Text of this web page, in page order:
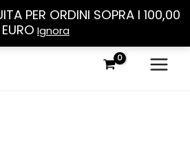
PER ORDINI SOPRA I 100,00
EURO Ignora